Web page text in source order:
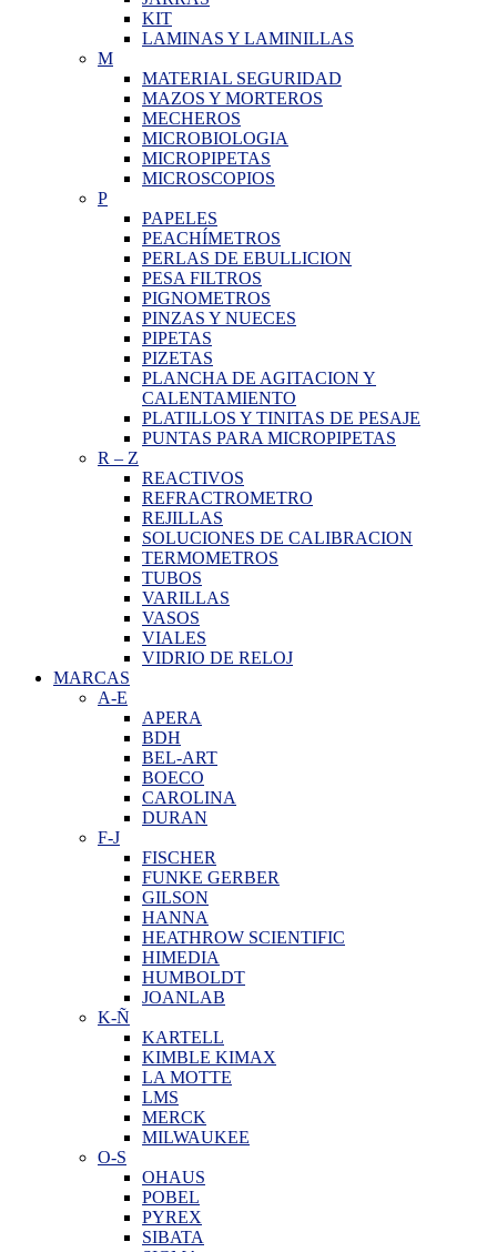
KIT
LAMINAS Y LAMINILLAS
M
MATERIAL SEGURIDAD
MAZOS Y MORTEROS
MECHEROS
MICROBIOLOGIA
MICROPIPETAS
MICROSCOPIOS
P
PAPELES
PEACHÍMETROS
PERLAS DE EBULLICION
PESA FILTROS
PIGNOMETROS
PINZAS Y NUECES
PIPETAS
PIZETAS
PLANCHA DE AGITACION Y
CALENTAMIENTO
PLATILLOS Y TINITAS DE PESAJE
PUNTAS PARA MICROPIPETAS
R – Z
REACTIVOS
REFRACTROMETRO
REJILLAS
SOLUCIONES DE CALIBRACION
TERMOMETROS
TUBOS
VARILLAS
VASOS
VIALES
VIDRIO DE RELOJ
MARCAS
A-E
APERA
BDH
BEL-ART
BOECO
CAROLINA
DURAN
F-J
FISCHER
FUNKE GERBER
GILSON
HANNA
HEATHROW SCIENTIFIC
HIMEDIA
HUMBOLDT
JOANLAB
K-Ñ
KARTELL
KIMBLE KIMAX
LA MOTTE
LMS
MERCK
MILWAUKEE
O-S
OHAUS
POBEL
PYREX
SIBATA